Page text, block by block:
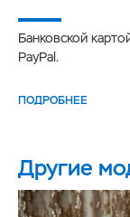
Банковской
PayPal.
ПОДРОБНЕЕ
Другие